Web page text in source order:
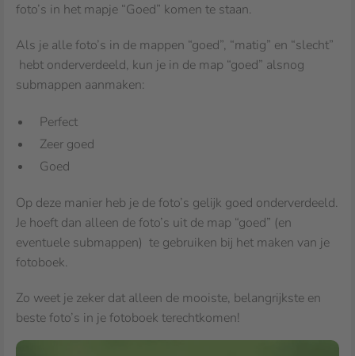
foto’s in het mapje “Goed” komen te staan.
Als je alle foto’s in de mappen “goed”, “matig” en “slecht”
hebt onderverdeeld, kun je in de map “goed” alsnog
submappen aanmaken:
Perfect
Zeer goed
Goed
Op deze manier heb je de foto’s gelijk goed onderverdeeld.
Je hoeft dan alleen de foto’s uit de map “goed” (en
eventuele submappen) te gebruiken bij het maken van je
fotoboek.
Zo weet je zeker dat alleen de mooiste, belangrijkste en
beste foto’s in je fotoboek terechtkomen!